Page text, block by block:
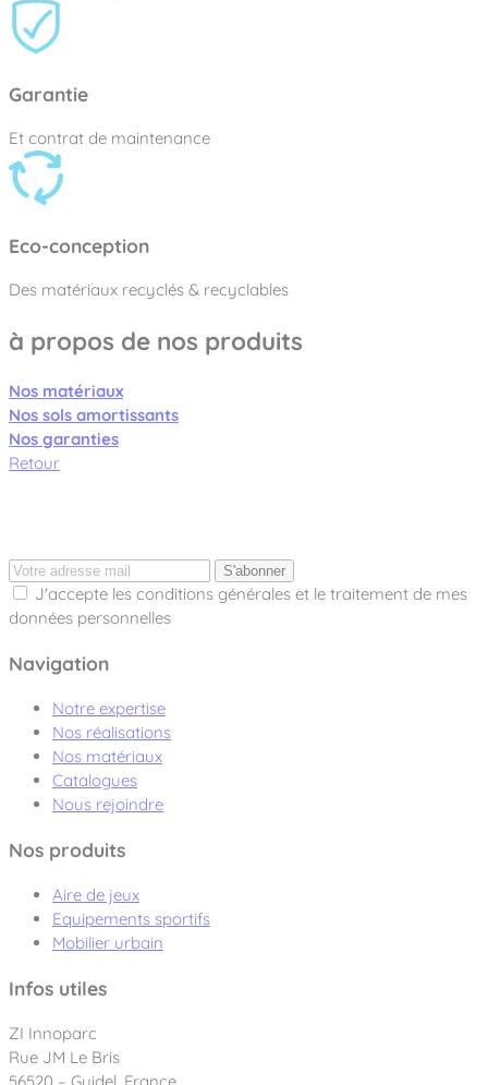
Garantie
Et contrat de maintenance
Eco-conception
Des matériaux recyclés & recyclables
à propos de nos produits
Nos matériaux
Nos sols amortissants
Nos garanties
Retour
S'abonner
J'accepte les conditions générales et le traitement de mes
données personnelles
Navigation
Notre expertise
Nos réalisations
Nos matériaux
Catalogues
Nous rejoindre
Nos produits
Aire de jeux
Equipements sportifs
Mobilier urbain
Infos utiles
ZI Innoparc
Rue JM Le Bris